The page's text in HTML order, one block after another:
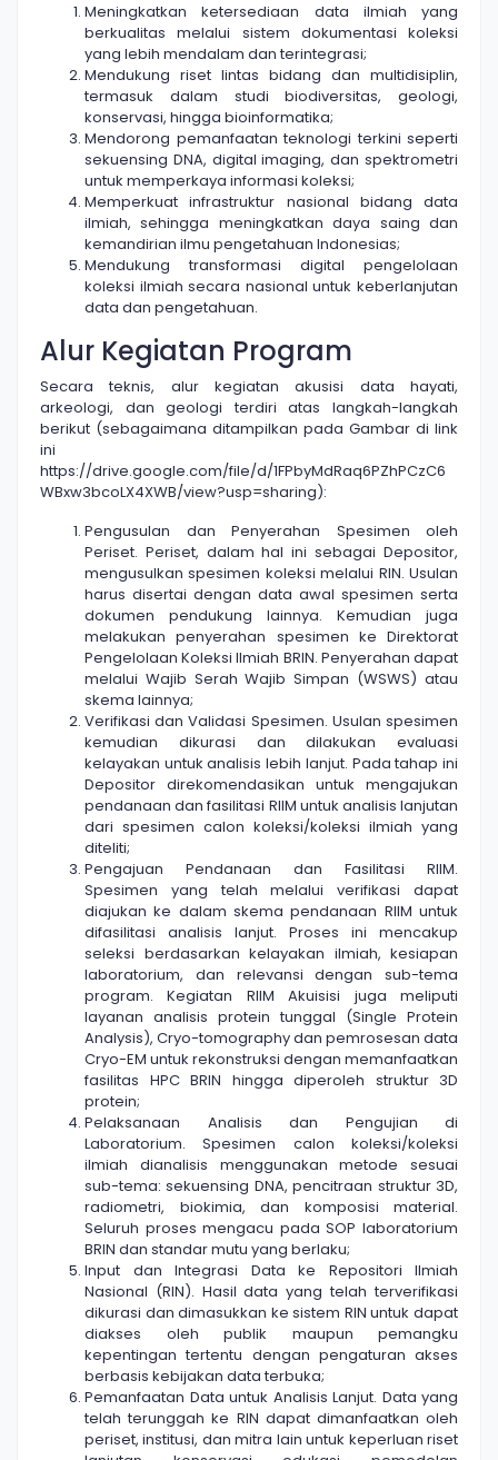
Meningkatkan ketersediaan data ilmiah yang
berkualitas melalui sistem dokumentasi koleksi
yang lebih mendalam dan terintegrasi;
Mendukung riset lintas bidang dan multidisiplin,
termasuk dalam studi biodiversitas, geologi,
konservasi, hingga bioinformatika;
Mendorong pemanfaatan teknologi terkini seperti
sekuensing DNA, digital imaging, dan spektrometri
untuk memperkaya informasi koleksi;
Memperkuat infrastruktur nasional bidang data
ilmiah, sehingga meningkatkan daya saing dan
kemandirian ilmu pengetahuan Indonesias;
Mendukung transformasi digital pengelolaan
koleksi ilmiah secara nasional untuk keberlanjutan
data dan pengetahuan.
Alur Kegiatan Program
Secara teknis, alur kegiatan akusisi data hayati,
arkeologi, dan geologi terdiri atas langkah-langkah
berikut (sebagaimana ditampilkan pada Gambar di link
ini
https://drive.google.com/file/d/1FPbyMdRaq6PZhPCzC6
WBxw3bcoLX4XWB/view?usp=sharing):
Pengusulan dan Penyerahan Spesimen oleh
Periset. Periset, dalam hal ini sebagai Depositor,
mengusulkan spesimen koleksi melalui RIN. Usulan
harus disertai dengan data awal spesimen serta
dokumen pendukung lainnya. Kemudian juga
melakukan penyerahan spesimen ke Direktorat
Pengelolaan Koleksi Ilmiah BRIN. Penyerahan dapat
melalui Wajib Serah Wajib Simpan (WSWS) atau
skema lainnya;
Verifikasi dan Validasi Spesimen. Usulan spesimen
kemudian dikurasi dan dilakukan evaluasi
kelayakan untuk analisis lebih lanjut. Pada tahap ini
Depositor direkomendasikan untuk mengajukan
pendanaan dan fasilitasi RIIM untuk analisis lanjutan
dari spesimen calon koleksi/koleksi ilmiah yang
diteliti;
Pengajuan Pendanaan dan Fasilitasi RIIM.
Spesimen yang telah melalui verifikasi dapat
diajukan ke dalam skema pendanaan RIIM untuk
difasilitasi analisis lanjut. Proses ini mencakup
seleksi berdasarkan kelayakan ilmiah, kesiapan
laboratorium, dan relevansi dengan sub-tema
program. Kegiatan RIIM Akuisisi juga meliputi
layanan analisis protein tunggal (Single Protein
Analysis), Cryo-tomography dan pemrosesan data
Cryo-EM untuk rekonstruksi dengan memanfaatkan
fasilitas HPC BRIN hingga diperoleh struktur 3D
protein;
Pelaksanaan Analisis dan Pengujian di
Laboratorium. Spesimen calon koleksi/koleksi
ilmiah dianalisis menggunakan metode sesuai
sub-tema: sekuensing DNA, pencitraan struktur 3D,
radiometri, biokimia, dan komposisi material.
Seluruh proses mengacu pada SOP laboratorium
BRIN dan standar mutu yang berlaku;
Input dan Integrasi Data ke Repositori Ilmiah
Nasional (RIN). Hasil data yang telah terverifikasi
dikurasi dan dimasukkan ke sistem RIN untuk dapat
diakses oleh publik maupun pemangku
kepentingan tertentu dengan pengaturan akses
berbasis kebijakan data terbuka;
Pemanfaatan Data untuk Analisis Lanjut. Data yang
telah terunggah ke RIN dapat dimanfaatkan oleh
periset, institusi, dan mitra lain untuk keperluan riset